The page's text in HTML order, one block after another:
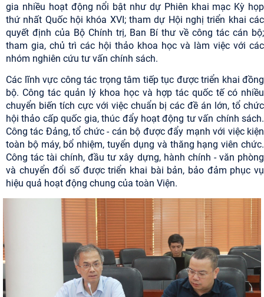
gia nhiều hoạt động nổi bật như dự Phiên khai mạc Kỳ họp
thứ nhất Quốc hội khóa XVI; tham dự Hội nghị triển khai các
quyết định của Bộ Chính trị, Ban Bí thư về công tác cán bộ;
tham gia, chủ trì các hội thảo khoa học và làm việc với các
nhóm nghiên cứu tư vấn chính sách.
Các lĩnh vực công tác trọng tâm tiếp tục được triển khai đồng
bộ. Công tác quản lý khoa học và hợp tác quốc tế có nhiều
chuyển biến tích cực với việc chuẩn bị các đề án lớn, tổ chức
hội thảo cấp quốc gia, thúc đẩy hoạt động tư vấn chính sách.
Công tác Đảng, tổ chức - cán bộ được đẩy mạnh với việc kiện
toàn bộ máy, bổ nhiệm, tuyển dụng và thăng hạng viên chức.
Công tác tài chính, đầu tư xây dựng, hành chính - văn phòng
và chuyển đổi số được triển khai bài bản, bảo đảm phục vụ
hiệu quả hoạt động chung của toàn Viện.